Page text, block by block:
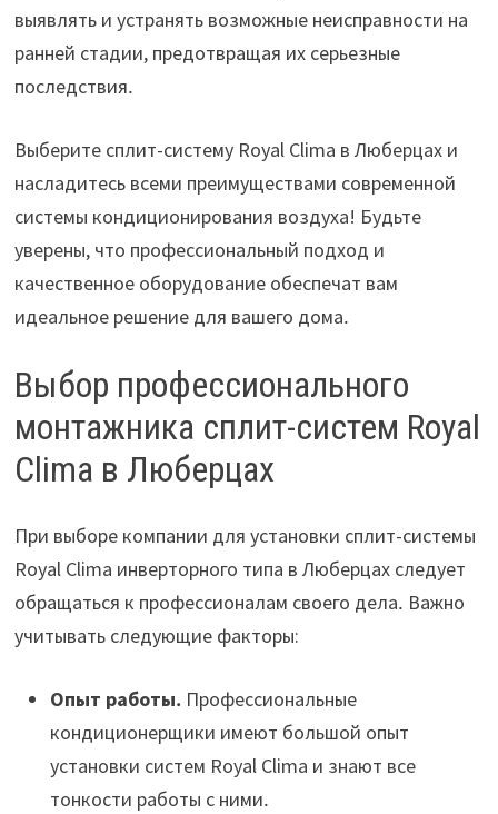
выявлять и устранять возможные неисправности на
ранней стадии, предотвращая их серьезные
последствия․
Выберите сплит-систему Royal Clima в Люберцах и
насладитесь всеми преимуществами современной
системы кондиционирования воздуха! Будьте
уверены, что профессиональный подход и
качественное оборудование обеспечат вам
идеальное решение для вашего дома․
Выбор профессионального
монтажника сплит-систем Royal
Clima в Люберцах
При выборе компании для установки сплит-системы
Royal Clima инверторного типа в Люберцах следует
обращаться к профессионалам своего дела․ Важно
учитывать следующие факторы:
Опыт работы․ Профессиональные
кондиционерщики имеют большой опыт
установки систем Royal Clima и знают все
тонкости работы с ними․